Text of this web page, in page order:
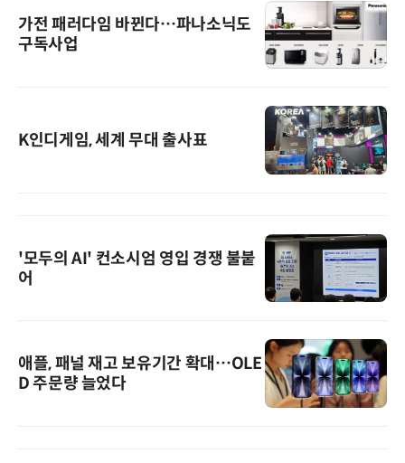
가전 패러다임 바뀐다…파나소닉도
구독사업
K인디게임, 세계 무대 출사표
'모두의 AI' 컨소시엄 영입 경쟁 불붙
어
애플, 패널 재고 보유기간 확대…OLE
D 주문량 늘었다